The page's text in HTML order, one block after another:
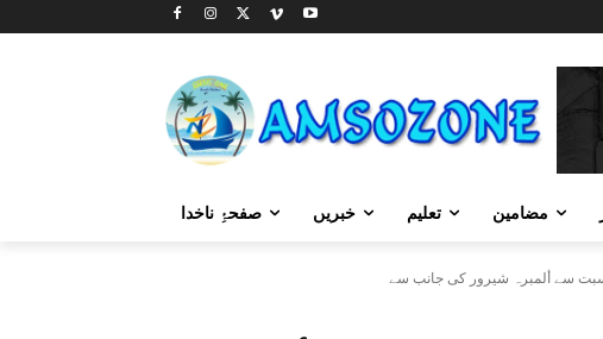
صفحۂِ ناخدا خبریں تعلیم مضامین